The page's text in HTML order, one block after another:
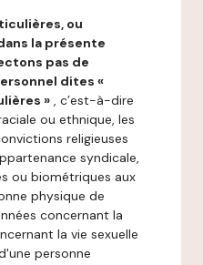
ou
la présente
pas de
dites «
» , c’est-à-dire
ou ethnique, les
religieuses
syndicale,
ou biométriques aux
physique de
concernant la
la vie sexuelle
personne